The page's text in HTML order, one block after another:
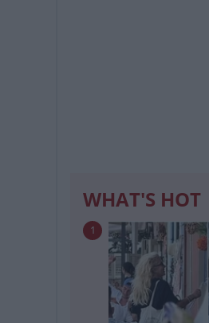
WHAT'S HOT
1